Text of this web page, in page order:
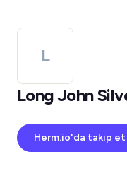
L
Long John
Herm.io'da takip et